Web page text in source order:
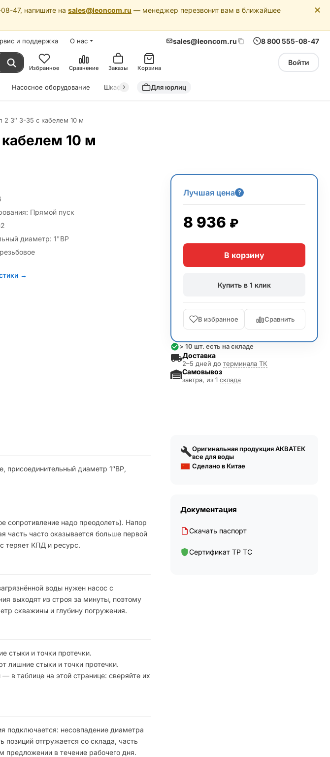
47, напишите на sales@leoncom.ru — менеджер перезвонит вам в ближайшее
✕
и поддержка О нас sales@leoncom.ru 8 800 555-08-47
Избранное Сравнение Заказы Корзина
Войти
Насосное оборудование Шкафы автоматики Драйкулеры (сухие охладители)
Для юрлиц
2 3″ 3-35 с кабелем 10 м
10 м
Прямой пуск
диаметр: 1"ВР
→
Лучшая цена ?
8 936 ₽
В корзину
Купить в 1 клик
В избранное Сравнить
> 10 шт. есть на складе
Доставка
2–5 дней до терминала ТК
Самовывоз
завтра, из 1 склада
присоединительный диаметр 1″ВР,
сопротивление надо преодолеть). Напор
часть часто оказывается больше первой
теряет КПД и ресурс.
воды нужен насос с
выходят из строя за минуты, поэтому
скважины и глубину погружения.
стыки и точки протечки.
лишние стыки и точки протечки.
в таблице на этой странице: сверяйте их
подключается: несовпадение диаметра
отгружается со склада, часть
предложении в течение рабочего дня.
Оригинальная продукция АКВАТЕК
все для воды
Сделано в Китае
Документация
Скачать паспорт
Сертификат ТР ТС